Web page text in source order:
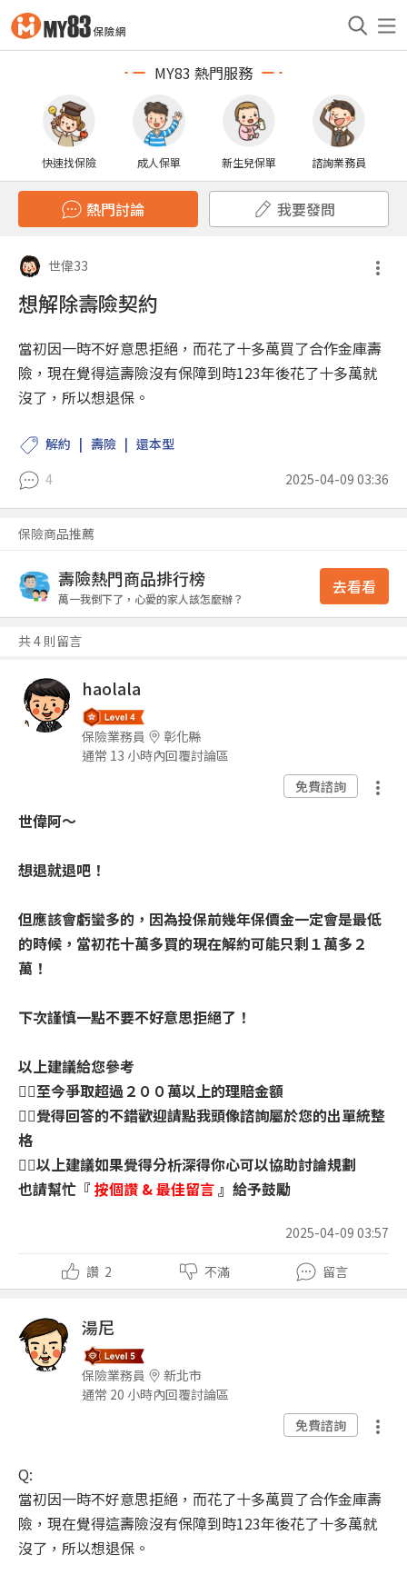
MY83 熱門服務
快速找保險 成人保單 新生兒保單 諮詢業務員
熱門討論 我要發問
世偉33
想解除壽險契約
當初因一時不好意思拒絕，而花了十多萬買了合作金庫壽
險，現在覺得這壽險沒有保障到時123年後花了十多萬就
沒了，所以想退保。
解約 壽險
還本型
4
2025-04-09 03:36
保險商品推薦
壽險熱門商品排行榜
萬一我倒下了，心愛的家人該怎麼辦？
去看看
共 4 則留言
haolala
保險業務員
彰化縣
通常 13 小時內回覆討論區
免費諮詢
世偉阿～
想退就退吧！
但應該會虧蠻多的，因為投保前幾年保價金一定會是最低
的時候，當初花十萬多買的現在解約可能只剩１萬多２
萬！
下次謹慎一點不要不好意思拒絕了！
以上建議給您參考
👉🏼至今爭取超過２００萬以上的理賠金額
👉🏼覺得回答的不錯歡迎請點我頭像諮詢屬於您的出單統整
格
👉🏼以上建議如果覺得分析深得你心可以協助討論規劃
也請幫忙『 按個讚 &最佳留言』給予鼓勵
2025-04-09 03:57
讚 2 不滿 留言
湯尼
保險業務員
新北市
通常 20 小時內回覆討論區
免費諮詢
Q:
當初因一時不好意思拒絕，而花了十多萬買了合作金庫壽
險，現在覺得這壽險沒有保障到時123年後花了十多萬就
沒了，所以想退保。